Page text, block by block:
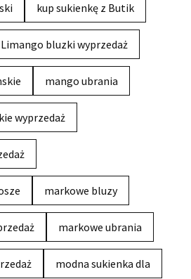
kup sukienkę z Butik
Limango bluzki wyprzedaż
mango ubrania
wyprzedaż
markowe bluzy
markowe ubrania
modna sukienka dla